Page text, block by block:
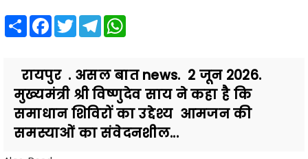
रायपुर . असल बात news. 2 जून 2026.
समाधान शिविरों का उद्देश्य आमजन की
समस्याओं का संवेदनशील...
Also Read